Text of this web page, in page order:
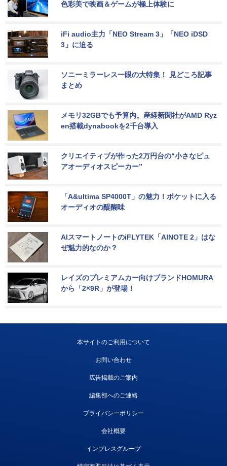
色彩美で映画＆ゲームが極上体験に
iFi audio主力「NEO Stream 3」「NEO iDSD
3」に迫る
ソニーミラーレス一眼の大特集！ 見どころ記事
まとめ
メモリ32GBでも予算内。産経新聞社がAMD Ryz
en搭載dynabookを2千台導入
クリエイティブが作った2万円台の“小さなピュ
アオーディオスピーカー”
「A&ultima SP4000T」の魅力！ポケットに入る
オーディオの醍醐味
AIスマートノートのiFLYTEK「AINOTE 2」はな
ぜ魅力的なのか？
レイズのプレミアムカー向けブランドHOMURA
から「2×9R」が登場！
本サイトのご利用について
お問い合わせ
広告掲載のご案内
編集部へのご連絡
プライバシーポリシー
会社概要
インプレスグループ